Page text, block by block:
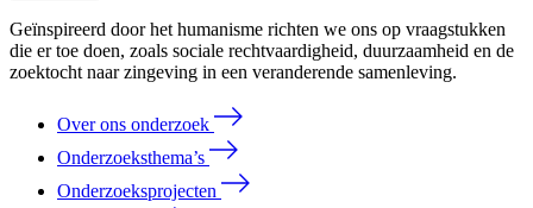
Geïnspireerd door het humanisme richten we ons op vraagstukken
die er toe doen, zoals sociale rechtvaardigheid, duurzaamheid en de
zoektocht naar zingeving in een veranderende samenleving.
Over ons onderzoek
Onderzoeksthema’s
Onderzoeksprojecten